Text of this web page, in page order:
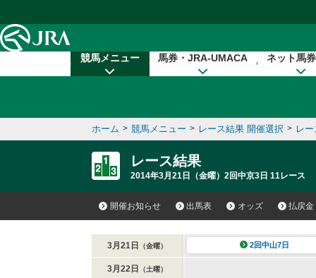
競馬メニュー 馬券・JRA-UMACA ネット馬
ホーム > 競馬メニュー > レース結果 開催選択 > レ
レース結果
2014年3月21日（金曜）2回中京3日 11レース
開催お知らせ 出馬表 オッズ 払戻金
3月21日 （金曜） 2回中山7日
3月22日 （土曜）